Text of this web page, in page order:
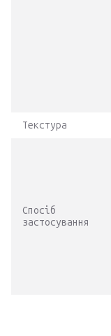
Текстура
Спосіб
застосування